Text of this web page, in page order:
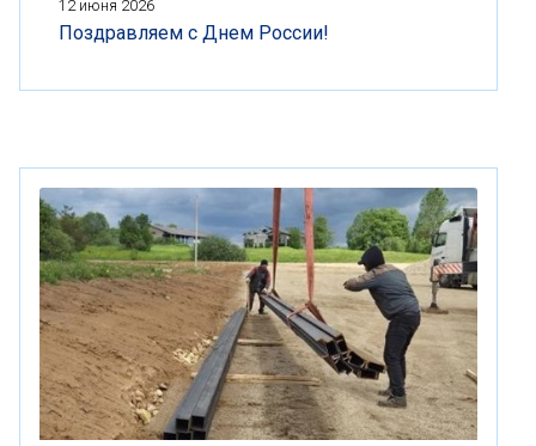
12 июня 2026
Поздравляем с Днем России!